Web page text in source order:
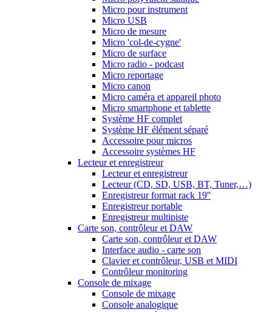
Micro pour instrument
Micro USB
Micro de mesure
Micro 'col-de-cygne'
Micro de surface
Micro radio - podcast
Micro reportage
Micro canon
Micro caméra et appareil photo
Micro smartphone et tablette
Système HF complet
Système HF élément séparé
Accessoire pour micros
Accessoire systèmes HF
Lecteur et enregistreur
Lecteur et enregistreur
Lecteur (CD, SD, USB, BT, Tuner,…)
Enregistreur format rack 19''
Enregistreur portable
Enregistreur multipiste
Carte son, contrôleur et DAW
Carte son, contrôleur et DAW
Interface audio - carte son
Clavier et contrôleur, USB et MIDI
Contrôleur monitoring
Console de mixage
Console de mixage
Console analogique